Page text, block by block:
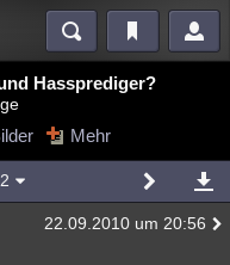
Videos
Mystery Kriminalfälle
Hassprediger?
Mehr
22.09.2010 um 20:56